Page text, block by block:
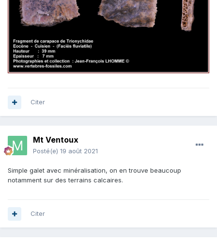
Citer
Mt Ventoux
Posté(e) 19 août 2021
Simple galet avec minéralisation, on en trouve beaucoup
notamment sur des terrains calcaires.
Citer